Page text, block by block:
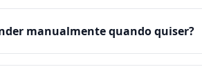
manualmente quando quiser?